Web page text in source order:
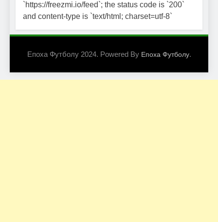
`https://freezmi.io/feed`; the status code is `200`
and content-type is `text/html; charset=utf-8`
Епоха Футболу 2024. Powered By Епоха Футболу.